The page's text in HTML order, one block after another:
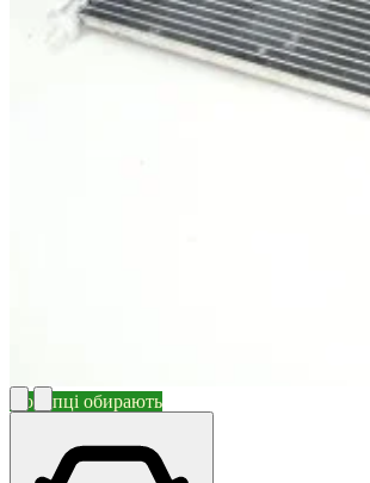
Покупці обирають